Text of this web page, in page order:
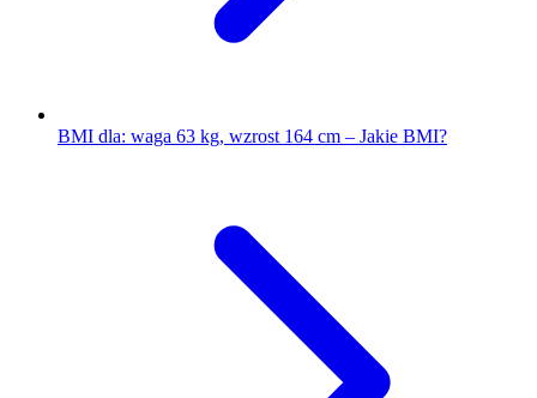
BMI dla: waga 63 kg, wzrost 164 cm – Jakie BMI?